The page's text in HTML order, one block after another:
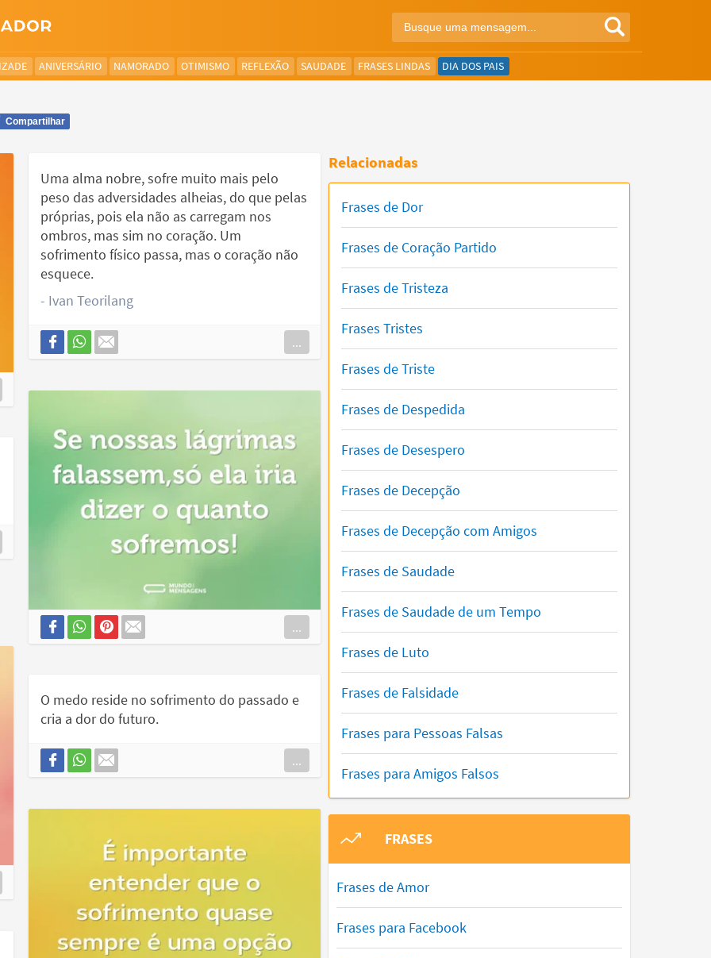
ANIVERSÁRIO NAMORADO OTIMISMO REFLEXÃO SAUDADE FRASES LINDAS DIA DOS PAIS
Compartilhar
Uma alma nobre, sofre muito mais pelo
peso das adversidades alheias, do que pelas
próprias, pois ela não as carregam nos
ombros, mas sim no coração. Um
sofrimento físico passa, mas o coração não
esquece.
- Ivan Teorilang
...
...
O medo reside no sofrimento do passado e
cria a dor do futuro.
...
Relacionadas
Frases de Dor
Frases de Coração Partido
Frases de Tristeza
Frases Tristes
Frases de Triste
Frases de Despedida
Frases de Desespero
Frases de Decepção
Frases de Decepção com Amigos
Frases de Saudade
Frases de Saudade de um Tempo
Frases de Luto
Frases de Falsidade
Frases para Pessoas Falsas
Frases para Amigos Falsos
FRASES
Frases de Amor
Frases para Facebook